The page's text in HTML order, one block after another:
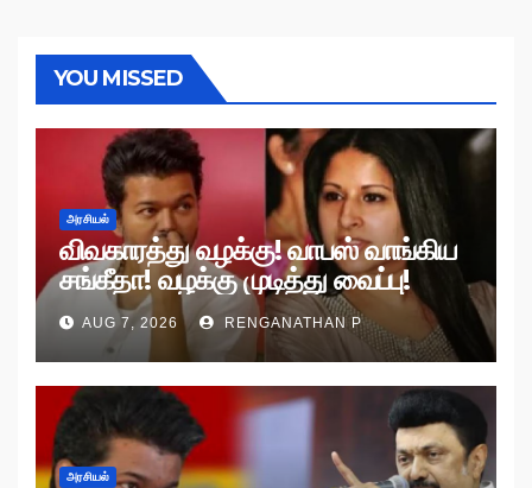
YOU MISSED
அரசியல்
விவகாரத்து வழக்கு! வாபஸ் வாங்கிய
சங்கீதா! வழக்கு முடித்து வைப்பு!
AUG 7, 2026 RENGANATHAN P
அரசியல்